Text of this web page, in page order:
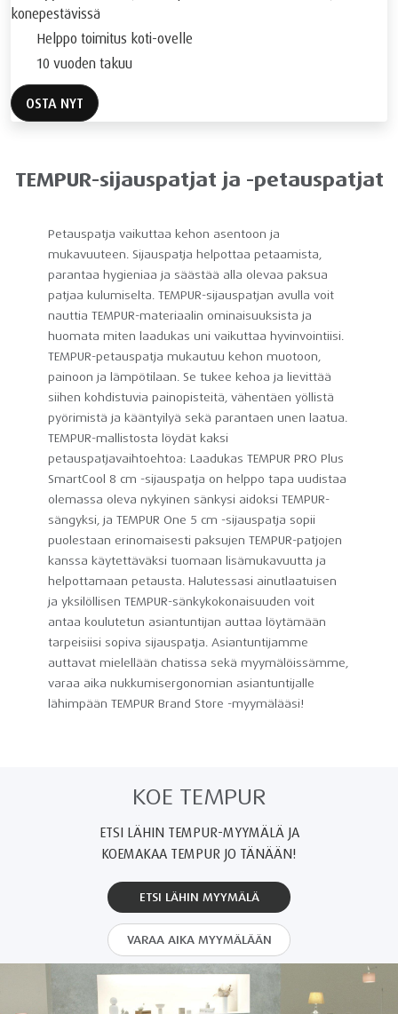
konepestävissä
Helppo toimitus koti-ovelle
10 vuoden takuu
OSTA NYT
TEMPUR-sijauspatjat ja -petauspatjat
Petauspatja vaikuttaa kehon asentoon ja
mukavuuteen. Sijauspatja helpottaa petaamista,
parantaa hygieniaa ja säästää alla olevaa paksua
patjaa kulumiselta. TEMPUR-sijauspatjan avulla voit
nauttia TEMPUR-materiaalin ominaisuuksista ja
huomata miten laadukas uni vaikuttaa hyvinvointiisi.
TEMPUR-petauspatja mukautuu kehon muotoon,
painoon ja lämpötilaan. Se tukee kehoa ja lievittää
siihen kohdistuvia painopisteitä, vähentäen yöllistä
pyörimistä ja kääntyilyä sekä parantaen unen laatua.
TEMPUR-mallistosta löydät kaksi
petauspatjavaihtoehtoa: Laadukas TEMPUR PRO Plus
SmartCool 8 cm -sijauspatja on helppo tapa uudistaa
olemassa oleva nykyinen sänkysi aidoksi TEMPUR-
sängyksi, ja TEMPUR One 5 cm -sijauspatja sopii
puolestaan erinomaisesti paksujen TEMPUR-patjojen
kanssa käytettäväksi tuomaan lisämukavuutta ja
helpottamaan petausta. Halutessasi ainutlaatuisen
ja yksilöllisen TEMPUR-sänkykokonaisuuden voit
antaa koulutetun asiantuntijan auttaa löytämään
tarpeisiisi sopiva sijauspatja. Asiantuntijamme
auttavat mielellään chatissa sekä myymälöissämme,
varaa aika nukkumisergonomian asiantuntijalle
lähimpään TEMPUR Brand Store -myymälääsi!
KOE TEMPUR
ETSI LÄHIN TEMPUR-MYYMÄLÄ JA
KOEMAKAA TEMPUR JO TÄNÄÄN!
ETSI LÄHIN MYYMÄLÄ
VARAA AIKA MYYMÄLÄÄN